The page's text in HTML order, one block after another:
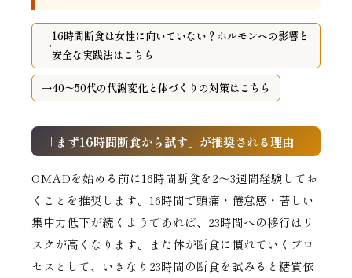
16時間断食は女性に向いていない？ホルモンへの影響と
安全な実践法はこちら
40〜50代の代謝変化と体づくりの対策はこちら
「まず16時間断食から試す」が推奨される理由
OMADを始める前に16時間断食を2〜3週間経験してお
くことを推奨します。16時間で頭痛・倦怠感・著しい
集中力低下が続くようであれば、23時間への移行はリ
スクが高くなります。また体が断食に慣れていくプロ
セスとして、いきなり23時間の断食を試みると糖質依